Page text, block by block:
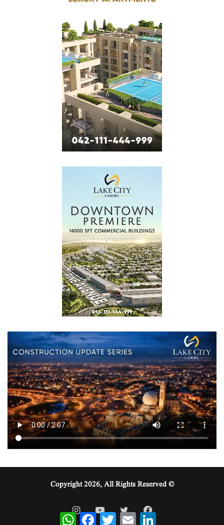
© Copyright 2026, All Rights Reserved
WhatsAppFacebookTwitterEmail
LinkedIn